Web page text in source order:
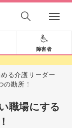
障害者
る介護リーダー
勘所！
職場にする